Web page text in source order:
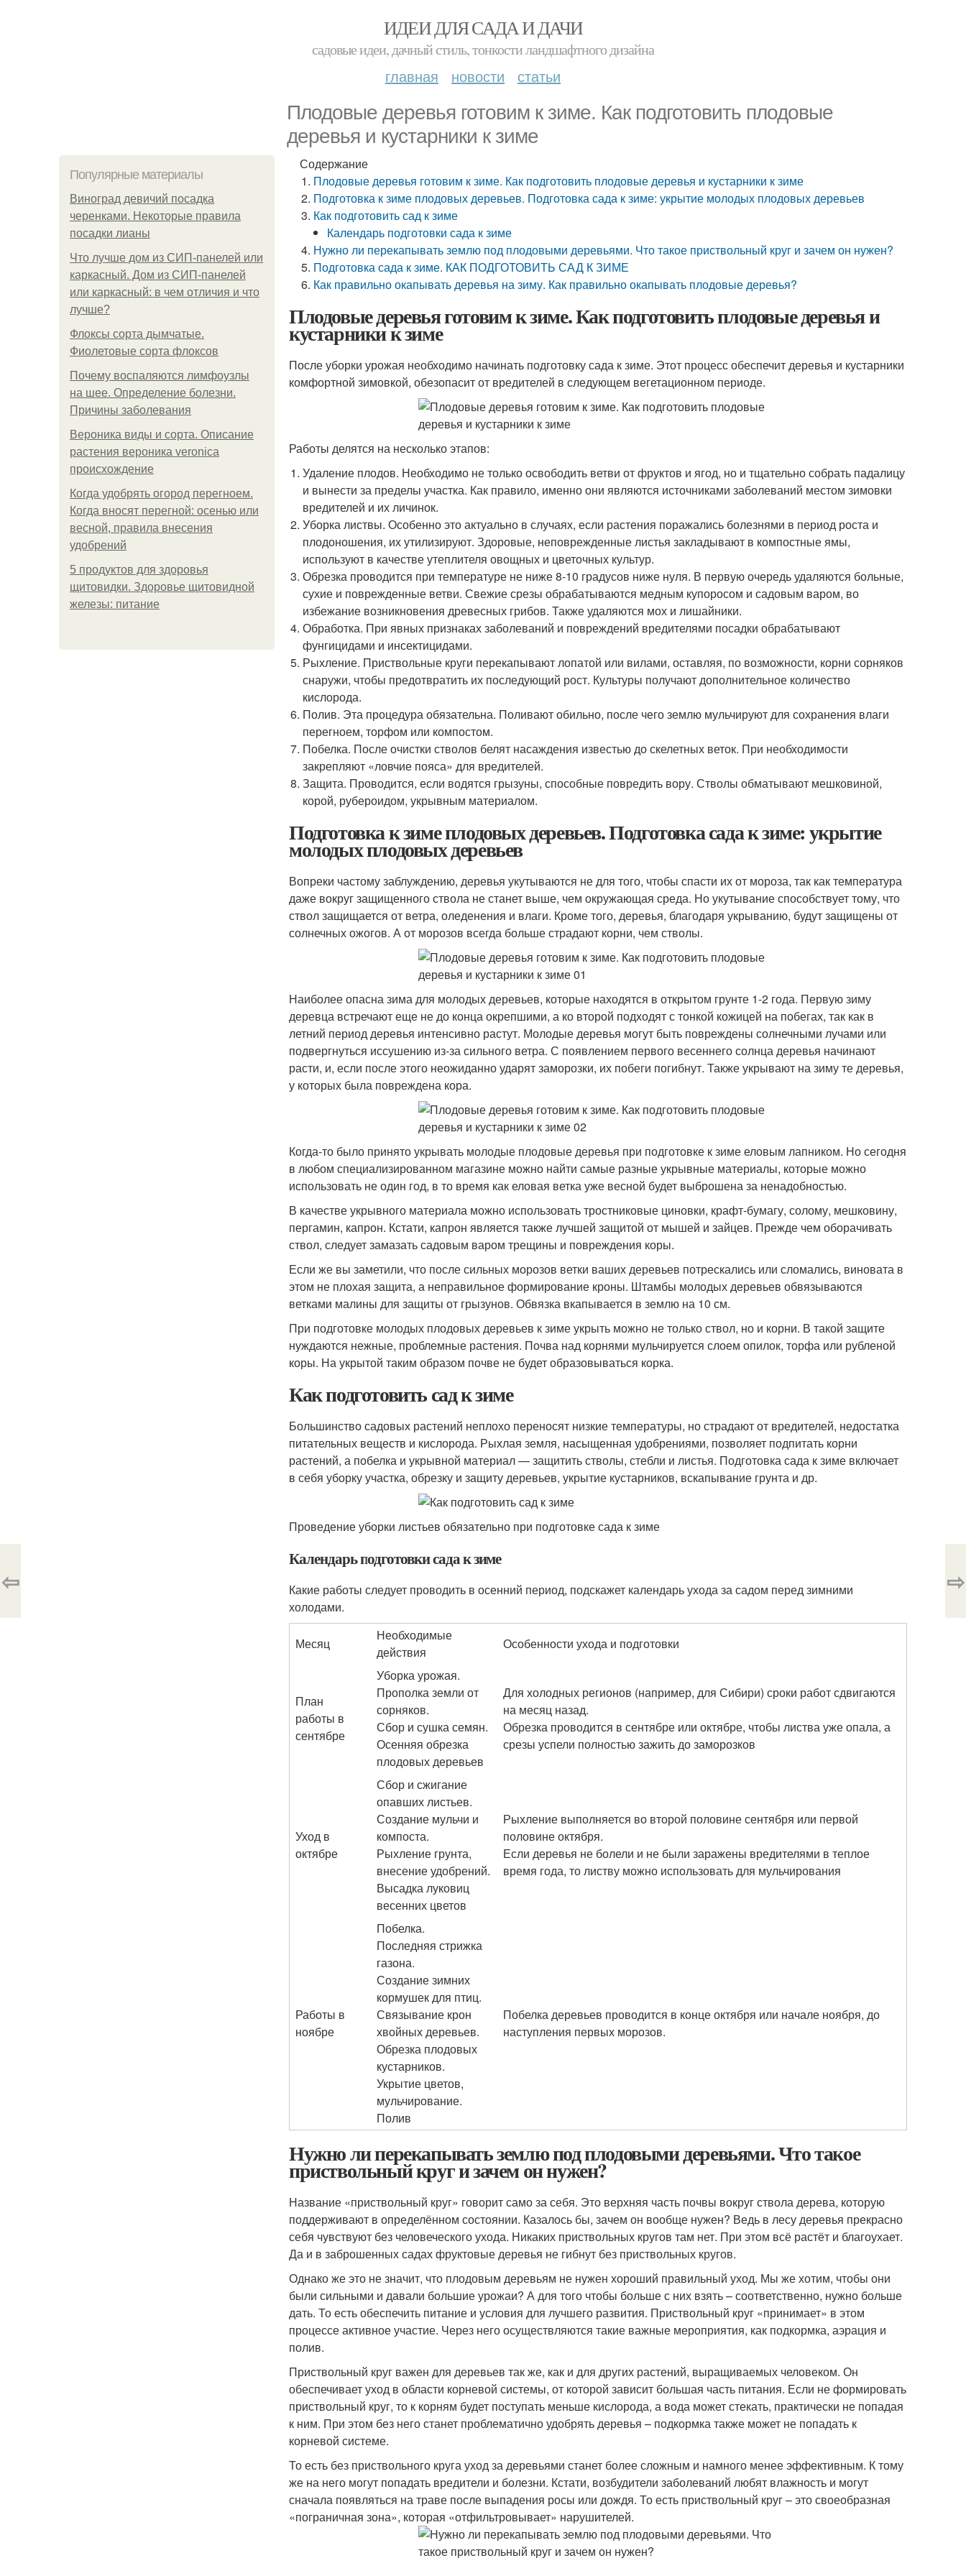
ИДЕИ ДЛЯ САДА И ДАЧИ
садовые идеи, дачный стиль, тонкости ландшафтного дизайна
главная новости статьи
Плодовые деревья готовим к зиме. Как подготовить плодовые
деревья и кустарники к зиме
Популярные материалы
Виноград девичий посадка
черенками. Некоторые правила
посадки лианы
Что лучше дом из СИП-панелей или
каркасный. Дом из СИП-панелей
или каркасный: в чем отличия и что
лучше?
Флоксы сорта дымчатые.
Фиолетовые сорта флоксов
Почему воспаляются лимфоузлы
на шее. Определение болезни.
Причины заболевания
Вероника виды и сорта. Описание
растения вероника veronica
происхождение
Когда удобрять огород перегноем.
Когда вносят перегной: осенью или
весной, правила внесения
удобрений
5 продуктов для здоровья
щитовидки. Здоровье щитовидной
железы: питание
Содержание
Плодовые деревья готовим к зиме. Как подготовить плодовые деревья и кустарники к зиме
Подготовка к зиме плодовых деревьев. Подготовка сада к зиме: укрытие молодых плодовых деревьев
Как подготовить сад к зиме
Календарь подготовки сада к зиме
Нужно ли перекапывать землю под плодовыми деревьями. Что такое приствольный круг и зачем он нужен?
Подготовка сада к зиме. КАК ПОДГОТОВИТЬ САД К ЗИМЕ
Как правильно окапывать деревья на зиму. Как правильно окапывать плодовые деревья?
Плодовые деревья готовим к зиме. Как подготовить плодовые деревья и
кустарники к зиме
После уборки урожая необходимо начинать подготовку сада к зиме. Этот процесс обеспечит деревья и кустарники
комфортной зимовкой, обезопасит от вредителей в следующем вегетационном периоде.
Работы делятся на несколько этапов:
Удаление плодов. Необходимо не только освободить ветви от фруктов и ягод, но и тщательно собрать падалицу
и вынести за пределы участка. Как правило, именно они являются источниками заболеваний местом зимовки
вредителей и их личинок.
Уборка листвы. Особенно это актуально в случаях, если растения поражались болезнями в период роста и
плодоношения, их утилизируют. Здоровые, неповрежденные листья закладывают в компостные ямы,
используют в качестве утеплителя овощных и цветочных культур.
Обрезка проводится при температуре не ниже 8-10 градусов ниже нуля. В первую очередь удаляются больные,
сухие и поврежденные ветви. Свежие срезы обрабатываются медным купоросом и садовым варом, во
избежание возникновения древесных грибов. Также удаляются мох и лишайники.
Обработка. При явных признаках заболеваний и повреждений вредителями посадки обрабатывают
фунгицидами и инсектицидами.
Рыхление. Приствольные круги перекапывают лопатой или вилами, оставляя, по возможности, корни сорняков
снаружи, чтобы предотвратить их последующий рост. Культуры получают дополнительное количество
кислорода.
Полив. Эта процедура обязательна. Поливают обильно, после чего землю мульчируют для сохранения влаги
перегноем, торфом или компостом.
Побелка. После очистки стволов белят насаждения известью до скелетных веток. При необходимости
закрепляют «ловчие пояса» для вредителей.
Защита. Проводится, если водятся грызуны, способные повредить вору. Стволы обматывают мешковиной,
корой, рубероидом, укрывным материалом.
Подготовка к зиме плодовых деревьев. Подготовка сада к зиме: укрытие
молодых плодовых деревьев
Вопреки частому заблуждению, деревья укутываются не для того, чтобы спасти их от мороза, так как температура
даже вокруг защищенного ствола не станет выше, чем окружающая среда. Но укутывание способствует тому, что
ствол защищается от ветра, оледенения и влаги. Кроме того, деревья, благодаря укрыванию, будут защищены от
солнечных ожогов. А от морозов всегда больше страдают корни, чем стволы.
Наиболее опасна зима для молодых деревьев, которые находятся в открытом грунте 1-2 года. Первую зиму
деревца встречают еще не до конца окрепшими, а ко второй подходят с тонкой кожицей на побегах, так как в
летний период деревья интенсивно растут. Молодые деревья могут быть повреждены солнечными лучами или
подвергнуться иссушению из-за сильного ветра. С появлением первого весеннего солнца деревья начинают
расти, и, если после этого неожиданно ударят заморозки, их побеги погибнут. Также укрывают на зиму те деревья,
у которых была повреждена кора.
Когда-то было принято укрывать молодые плодовые деревья при подготовке к зиме еловым лапником. Но сегодня
в любом специализированном магазине можно найти самые разные укрывные материалы, которые можно
использовать не один год, в то время как еловая ветка уже весной будет выброшена за ненадобностью.
В качестве укрывного материала можно использовать тростниковые циновки, крафт-бумагу, солому, мешковину,
пергамин, капрон. Кстати, капрон является также лучшей защитой от мышей и зайцев. Прежде чем оборачивать
ствол, следует замазать садовым варом трещины и повреждения коры.
Если же вы заметили, что после сильных морозов ветки ваших деревьев потрескались или сломались, виновата в
этом не плохая защита, а неправильное формирование кроны. Штамбы молодых деревьев обвязываются
ветками малины для защиты от грызунов. Обвязка вкапывается в землю на 10 см.
При подготовке молодых плодовых деревьев к зиме укрыть можно не только ствол, но и корни. В такой защите
нуждаются нежные, проблемные растения. Почва над корнями мульчируется слоем опилок, торфа или рубленой
коры. На укрытой таким образом почве не будет образовываться корка.
Как подготовить сад к зиме
Большинство садовых растений неплохо переносят низкие температуры, но страдают от вредителей, недостатка
питательных веществ и кислорода. Рыхлая земля, насыщенная удобрениями, позволяет подпитать корни
растений, а побелка и укрывной материал — защитить стволы, стебли и листья. Подготовка сада к зиме включает
в себя уборку участка, обрезку и защиту деревьев, укрытие кустарников, вскапывание грунта и др.
Проведение уборки листьев обязательно при подготовке сада к зиме
Календарь подготовки сада к зиме
Какие работы следует проводить в осенний период, подскажет календарь ухода за садом перед зимними
холодами.
Месяц
Необходимые
действия
Особенности ухода и подготовки
План
работы в
сентябре
Уборка урожая.
Прополка земли от
сорняков.
Сбор и сушка семян.
Осенняя обрезка
плодовых деревьев
Для холодных регионов (например, для Сибири) сроки работ сдвигаются
на месяц назад.
Обрезка проводится в сентябре или октябре, чтобы листва уже опала, а
срезы успели полностью зажить до заморозков
Уход в
октябре
Сбор и сжигание
опавших листьев.
Создание мульчи и
компоста.
Рыхление грунта,
внесение удобрений.
Высадка луковиц
весенних цветов
Рыхление выполняется во второй половине сентября или первой
половине октября.
Если деревья не болели и не были заражены вредителями в теплое
время года, то листву можно использовать для мульчирования
Работы в
ноябре
Побелка.
Последняя стрижка
газона.
Создание зимних
кормушек для птиц.
Связывание крон
хвойных деревьев.
Обрезка плодовых
кустарников.
Укрытие цветов,
мульчирование.
Полив
Побелка деревьев проводится в конце октября или начале ноября, до
наступления первых морозов.
Нужно ли перекапывать землю под плодовыми деревьями. Что такое
приствольный круг и зачем он нужен?
Название «приствольный круг» говорит само за себя. Это верхняя часть почвы вокруг ствола дерева, которую
поддерживают в определённом состоянии. Казалось бы, зачем он вообще нужен? Ведь в лесу деревья прекрасно
себя чувствуют без человеческого ухода. Никаких приствольных кругов там нет. При этом всё растёт и благоухает.
Да и в заброшенных садах фруктовые деревья не гибнут без приствольных кругов.
Однако же это не значит, что плодовым деревьям не нужен хороший правильный уход. Мы же хотим, чтобы они
были сильными и давали большие урожаи? А для того чтобы больше с них взять – соответственно, нужно больше
дать. То есть обеспечить питание и условия для лучшего развития. Приствольный круг «принимает» в этом
процессе активное участие. Через него осуществляются такие важные мероприятия, как подкормка, аэрация и
полив.
Приствольный круг важен для деревьев так же, как и для других растений, выращиваемых человеком. Он
обеспечивает уход в области корневой системы, от которой зависит большая часть питания. Если не формировать
приствольный круг, то к корням будет поступать меньше кислорода, а вода может стекать, практически не попадая
к ним. При этом без него станет проблематично удобрять деревья – подкормка также может не попадать к
корневой системе.
То есть без приствольного круга уход за деревьями станет более сложным и намного менее эффективным. К тому
же на него могут попадать вредители и болезни. Кстати, возбудители заболеваний любят влажность и могут
сначала появляться на траве после выпадения росы или дождя. То есть приствольный круг – это своеобразная
«пограничная зона», которая «отфильтровывает» нарушителей.
⇦ ⇨